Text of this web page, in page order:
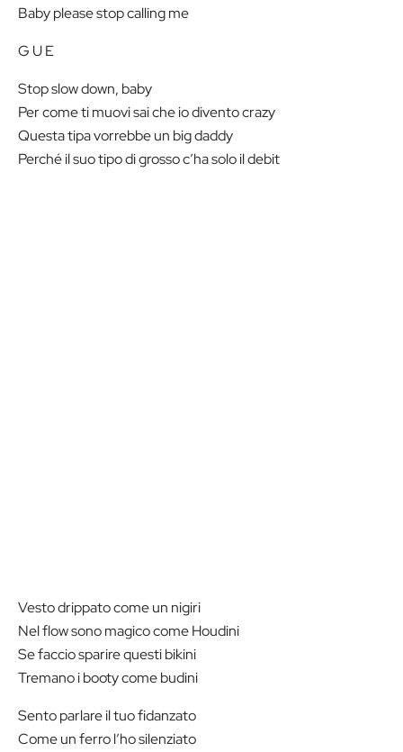
Baby please stop calling me
G U E
Stop slow down, baby
Per come ti muovi sai che io divento crazy
Questa tipa vorrebbe un big daddy
Perché il suo tipo di grosso c’ha solo il debit
Vesto drippato come un nigiri
Nel flow sono magico come Houdini
Se faccio sparire questi bikini
Tremano i booty come budini
Sento parlare il tuo fidanzato
Come un ferro l’ho silenziato